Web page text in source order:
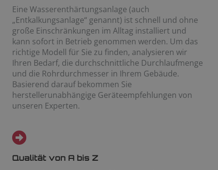
Eine Wasserenthärtungsanlage (auch
„Entkalkungsanlage“ genannt) ist schnell und ohne
große Einschränkungen im Alltag installiert und
kann sofort in Betrieb genommen werden. Um das
richtige Modell für Sie zu finden, analysieren wir
Ihren Bedarf, die durchschnittliche Durchlaufmenge
und die Rohrdurchmesser in Ihrem Gebäude.
Basierend darauf bekommen Sie
herstellerunabhängige Geräteempfehlungen von
unseren Experten.
Qualität von A bis Z